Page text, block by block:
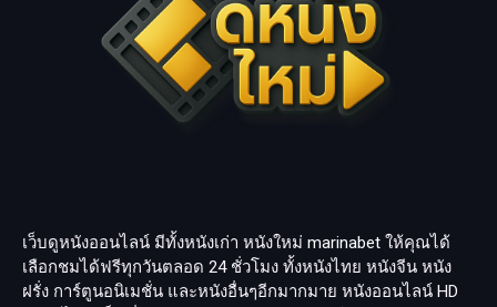
เว็บดูหนังออนไลน์ มีทั้งหนังเก่า หนังใหม่ marinabet ให้คุณได้
เลือกชมได้ฟรีทุกวันตลอด 24 ชั่วโมง ทั้งหนังไทย หนังจีน หนัง
ฝรั่ง การ์ตูนอนิเมชั่น และหนังอื่นๆอีกมากมาย หนังออนไลน์ HD